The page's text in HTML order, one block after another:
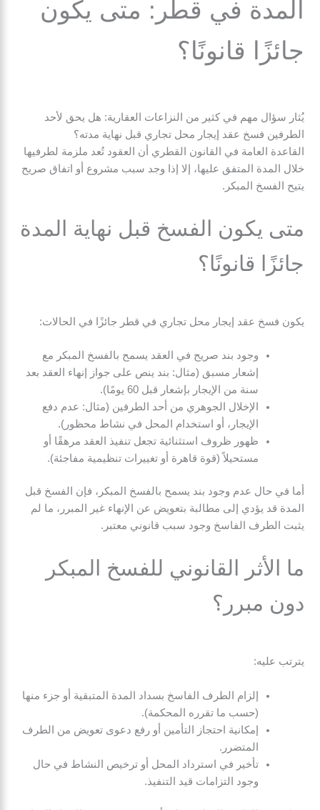
المدة في قطر: متى يكون
جائزًا قانونًا؟
يُثار سؤال مهم في كثير من النزاعات العقارية: هل يحق لأحد
الطرفين فسخ عقد إيجار محل تجاري قبل نهاية مدته؟
القاعدة العامة في القانون القطري أن العقود تُعد ملزمة لطرفيها
خلال المدة المتفق عليها، إلا إذا وجد سبب مشروع أو اتفاق صريح
يتيح الفسخ المبكر.
متى يكون الفسخ قبل نهاية المدة
جائزًا قانونًا؟
يكون فسخ عقد إيجار محل تجاري في قطر جائزًا في الحالات:
وجود بند صريح في العقد يسمح بالفسخ المبكر مع
إشعار مسبق (مثال: بند ينص على جواز إنهاء العقد بعد
سنة من الإيجار بإشعار قبل 60 يومًا).
الإخلال الجوهري من أحد الطرفين (مثال: عدم دفع
الإيجار، أو استخدام المحل في نشاط محظور).
ظهور ظروف استثنائية تجعل تنفيذ العقد مرهقًا أو
مستحيلاً (قوة قاهرة أو تغييرات تنظيمية مفاجئة).
أما في حال عدم وجود بند يسمح بالفسخ المبكر، فإن الفسخ قبل
المدة قد يؤدي إلى مطالبة بتعويض عن الإنهاء غير المبرر، ما لم
يثبت الطرف الفاسخ وجود سبب قانوني معتبر.
ما الأثر القانوني للفسخ المبكر
دون مبرر؟
يترتب عليه:
إلزام الطرف الفاسخ بسداد المدة المتبقية أو جزء منها
(حسب ما تقرره المحكمة).
إمكانية احتجاز التأمين أو رفع دعوى تعويض من الطرف
المتضرر.
تأخير في استرداد المحل أو ترخيص النشاط في حال
وجود التزامات قيد التنفيذ.